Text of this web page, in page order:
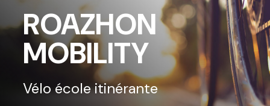
ROAZHON
MOBILITY
Vélo école itinérante